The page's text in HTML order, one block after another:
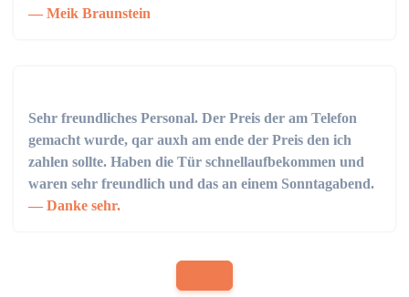
Meik Braunstein
Sehr freundliches Personal. Der Preis der am Telefon
gemacht wurde, qar auxh am ende der Preis den ich
zahlen sollte. Haben die Tür schnellaufbekommen und
waren sehr freundlich und das an einem Sonntagabend.
Danke sehr.